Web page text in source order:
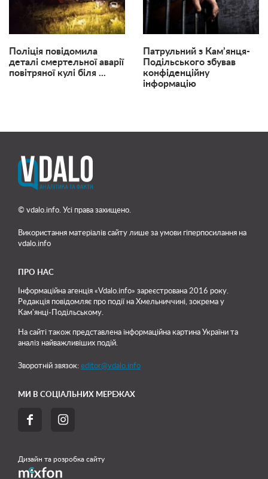
Поліція повідомила
деталі смертельної аварії
повітряної кулі біля ...
Патрульний з Кам’янця-
Подільського збував
конфіденційну
інформацію
© vdalo.info. Усі права захищено.
Використання матеріалів сайту лише за умови гіперпосилання на
vdalo.info
ПРО НАС
Інформаційна агенція «Vdalo.info» зареєстрована 2016 року.
Редакція повідомляє про події на Хмельниччині, зокрема у
Кам'янці-Подільському.
На сайті також представлена інформаційна картина України та
аналіз найважливіших подій.
Зворотній звязок: editor@vdalo.info
МИ В СОЦІАЛЬНИХ МЕРЕЖАХ
 
Дизайн та розробка сайту